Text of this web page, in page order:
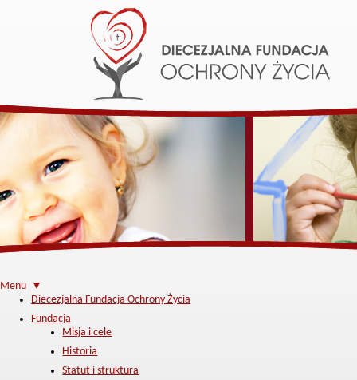
Menu ▼
Diecezjalna Fundacja Ochrony Życia
Fundacja
Misja i cele
Historia
Statut i struktura